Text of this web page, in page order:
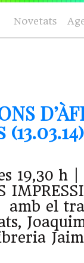
Novetats
19,30 h |
amb el